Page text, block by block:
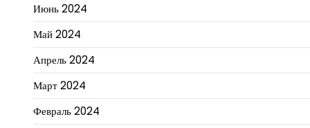
Июнь 2024
Май 2024
Апрель 2024
Март 2024
Февраль 2024